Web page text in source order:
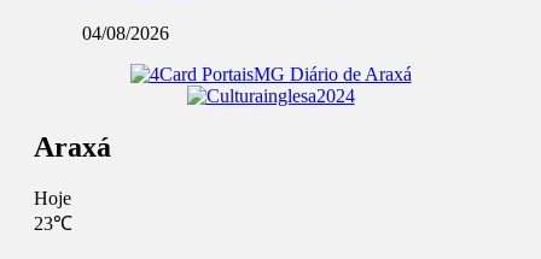
04/08/2026
Araxá
Hoje
23℃